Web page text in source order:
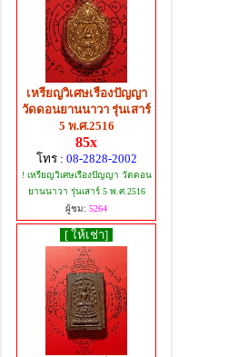
เหรียญวิเศษเรืองปัญญา
วัดดอนยานนาวา รุ่นเสาร์
5 พ.ศ.2516
85x
โทร : 08-2828-2002
! เหรียญวิเศษเรืองปัญญา วัดดอน
ยานนาวา รุ่นเสาร์ 5 พ.ศ.2516
ผู้ชม: 5264
[ ให้เช่า]